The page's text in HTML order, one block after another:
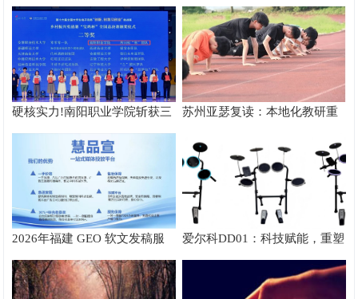
硬核实力!南阳职业学院斩获三
创赛乡村振兴实战赛全国二等
苏州亚瑟复读：本地化教研重
2026年福建 GEO 软文发稿服
务商｜慧品宣：以 AI 技术赋能
品牌全域传播
爱尔科DD01：科技赋能，重塑
电子鼓演奏新体验